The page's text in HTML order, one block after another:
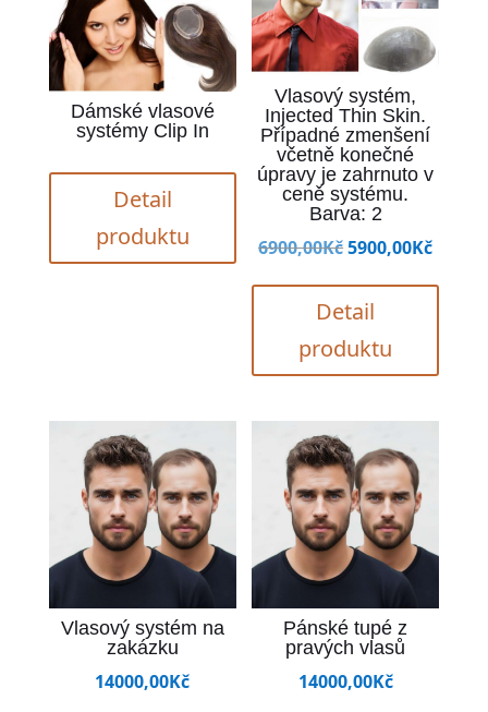
Dámské vlasové
systémy Clip In
Detail
produktu
Vlasový systém,
Injected Thin Skin.
Případné zmenšení
včetně konečné
úpravy je zahrnuto v
ceně systému.
Barva: 2
6900,00KčPůvodní
byla:
5900,00Kč
Detail
produktu
Vlasový systém na
zakázku
14000,00Kč
Pánské tupé z
pravých vlasů
14000,00Kč